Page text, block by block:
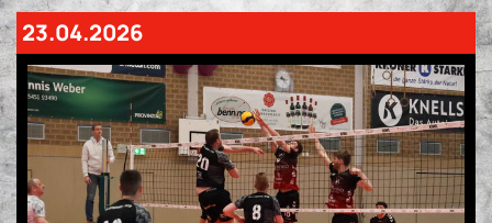
23.04.2026